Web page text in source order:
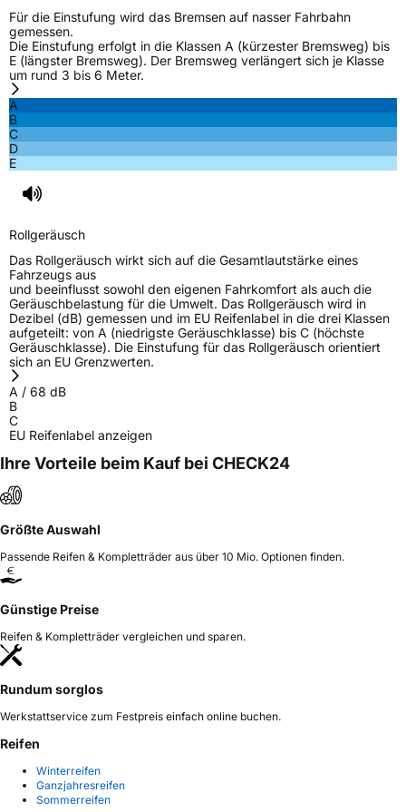
Für die Einstufung wird das Bremsen auf nasser Fahrbahn
gemessen.
Die Einstufung erfolgt in die Klassen A (kürzester Bremsweg) bis
E (längster Bremsweg). Der Bremsweg verlängert sich je Klasse
um rund 3 bis 6 Meter.
A
B
C
D
E
Rollgeräusch
Das Rollgeräusch wirkt sich auf die Gesamtlautstärke eines
Fahrzeugs aus
und beeinflusst sowohl den eigenen Fahrkomfort als auch die
Geräuschbelastung für die Umwelt. Das Rollgeräusch wird in
Dezibel (dB) gemessen und im EU Reifenlabel in die drei Klassen
aufgeteilt: von A (niedrigste Geräuschklasse) bis C (höchste
Geräuschklasse). Die Einstufung für das Rollgeräusch orientiert
sich an EU Grenzwerten.
A / 68 dB
B
C
EU Reifenlabel anzeigen
Ihre Vorteile beim Kauf bei CHECK24
Größte Auswahl
Passende Reifen & Kompletträder aus über 10 Mio. Optionen finden.
Günstige Preise
Reifen & Kompletträder vergleichen und sparen.
Rundum sorglos
Werkstattservice zum Festpreis einfach online buchen.
Reifen
Winterreifen
Ganzjahresreifen
Sommerreifen